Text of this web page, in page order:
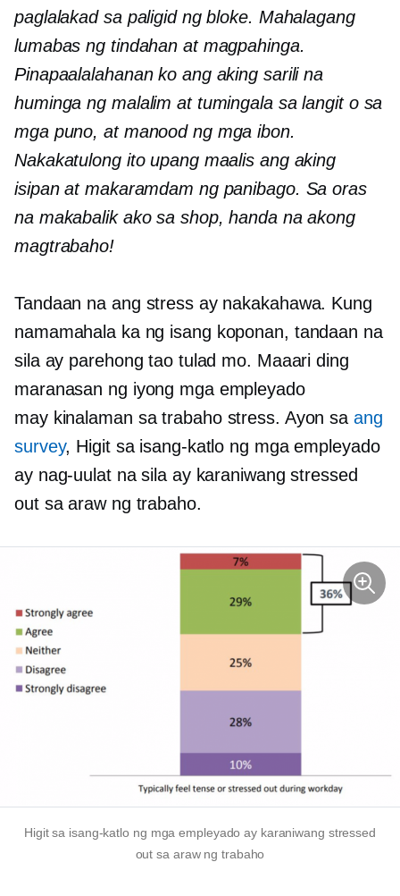
paglalakad sa paligid ng bloke. Mahalagang
lumabas ng tindahan at magpahinga.
Pinapaalalahanan ko ang aking sarili na
huminga ng malalim at tumingala sa langit o sa
mga puno, at manood ng mga ibon.
Nakakatulong ito upang maalis ang aking
isipan at makaramdam ng panibago. Sa oras
na makabalik ako sa shop, handa na akong
magtrabaho!
Tandaan na ang stress ay nakakahawa. Kung
namamahala ka ng isang koponan, tandaan na
sila ay parehong tao tulad mo. Maaari ding
maranasan ng iyong mga empleyado
may kinalaman sa trabahostress. Ayon sa ang
survey, Higit sa isang-katlo ng mga empleyado
ay nag-uulat na sila ay karaniwang stressed
out sa araw ng trabaho.
Higit sa isang-katlo ng mga empleyado ay karaniwang stressed
out sa araw ng trabaho